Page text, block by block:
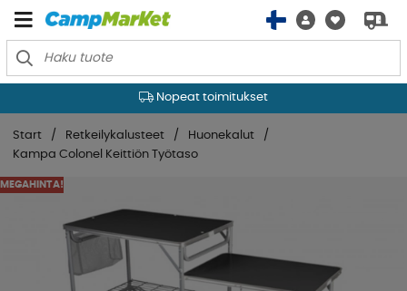
Nopeat toimitukset
Start Retkeilykalusteet
Huonekalut
Kampa Colonel Keittiön Työtaso
MEGAHINTA!